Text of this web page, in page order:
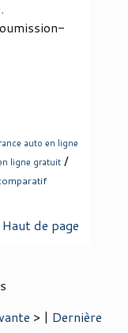
auto en ligne
ligne gratuit /
Haut de page
> | Dernière